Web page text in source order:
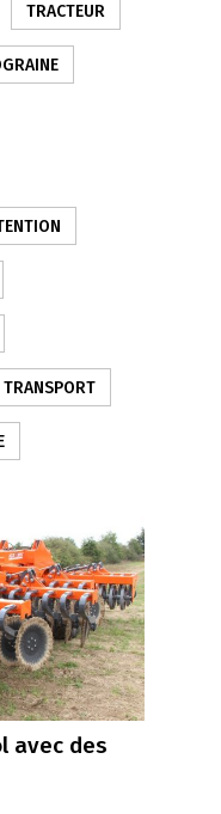
TRACTEUR
TRANSPORT
avec des